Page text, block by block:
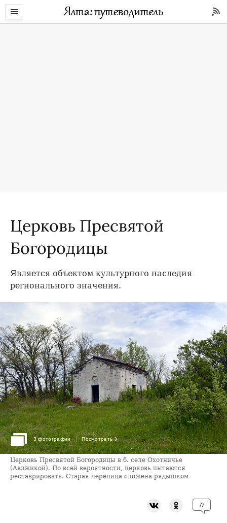
Церковь Пресвятой
Богородицы
Является объектом культурного наследия
регионального значения.
3 фотографии Посмотреть ›
Церковь Пресвятой Богородицы в б. селе Охотничье
(Авджикой). По всей вероятности, церковь пытаются
реставрировать. Старая черепица сложена рядышком
0